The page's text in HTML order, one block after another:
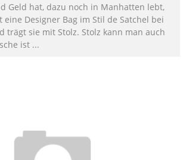
Geld hat, dazu noch in Manhatten lebt,
Designer Bag im Stil de Satchel bei
trägt sie mit Stolz. Stolz kann man auch
ist ...